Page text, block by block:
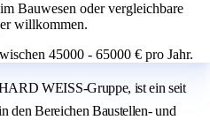
Bauwesen oder vergleichbare
willkommen.
45000 - 65000 € pro Jahr.
WEISS-Gruppe, ist ein seit
den Bereichen Baustellen- und